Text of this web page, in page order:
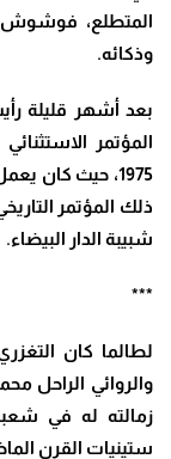
المتطلع، فوشوش
وذكائه.
بعد أشهر قليلة
المؤتمر
1975، حيث كان
ذلك المؤتمر
شبيبة الدار البيضاء.
***
لطالما كان
والروائي الراحل
زمالته له في
ستينيات القرن